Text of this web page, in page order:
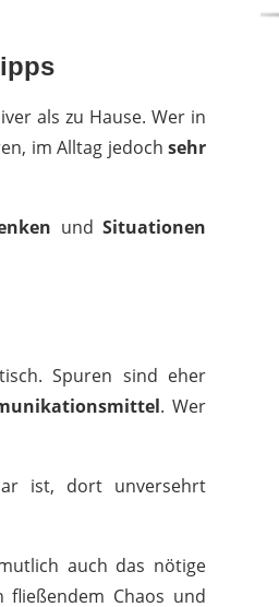
als zu Hause. Wer in
im Alltag jedoch sehr
undSituationen
Spuren sind eher
. Wer
ist, dort unversehrt
auch das nötige
fließendem Chaos und